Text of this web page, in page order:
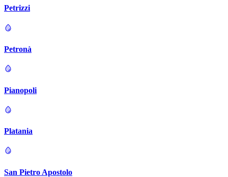
Petrizzi
Petronà
Pianopoli
Platania
San Pietro Apostolo